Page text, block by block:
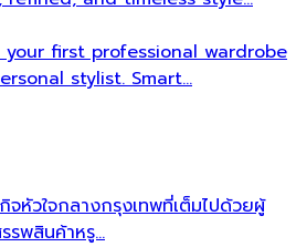
your first professional wardrobe
stylist. Smart…
จหัวใจกลางกรุงเทพที่เต็มไปด้วยผู้
รพสินค้าหรู…